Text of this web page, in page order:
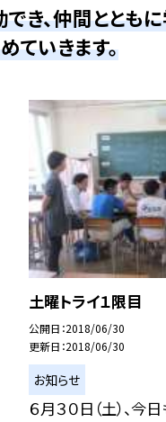
でき、仲間とと
ていきます。
土曜トライ１限目
公開日 2018/06/30
更新日 2018/06/30
お知らせ
６月３０日（土）、今